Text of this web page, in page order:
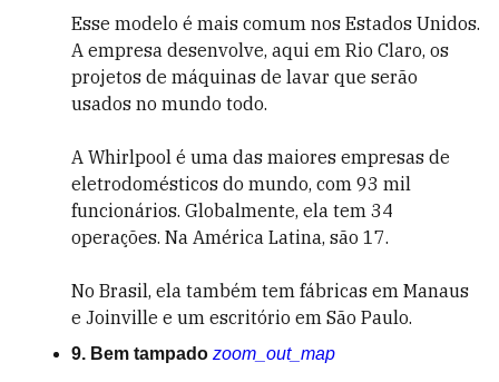
Esse modelo é mais comum nos Estados Unidos.
A empresa desenvolve, aqui em Rio Claro, os
projetos de máquinas de lavar que serão
usados no mundo todo.
A Whirlpool é uma das maiores empresas de
eletrodomésticos do mundo, com 93 mil
funcionários. Globalmente, ela tem 34
operações. Na América Latina, são 17.
No Brasil, ela também tem fábricas em Manaus
e Joinville e um escritório em São Paulo.
9. Bem tampado zoom_out_map